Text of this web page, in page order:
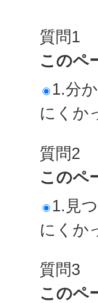
質問1
このペ
1.分
にくか
質問2
このペ
1.見
にくか
質問3
このペ